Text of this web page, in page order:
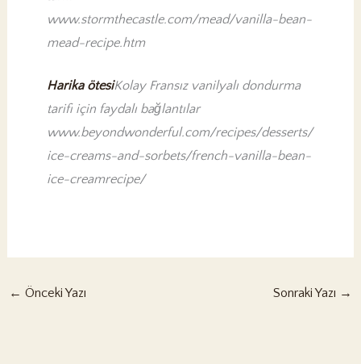
www.stormthecastle.com/mead/vanilla-bean-
mead-recipe.htm
Harika ötesiKolay Fransız vanilyalı dondurma
tarifi için faydalı bağlantılar
www.beyondwonderful.com/recipes/desserts/
ice-creams-and-sorbets/french-vanilla-bean-
ice-creamrecipe/
← Önceki Yazı Sonraki Yazı →